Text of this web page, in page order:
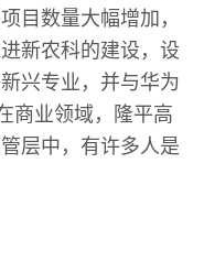
目数量大幅增加，
新农科的建设，设
兴专业，并与华为
商业领域，隆平高
层中，有许多人是